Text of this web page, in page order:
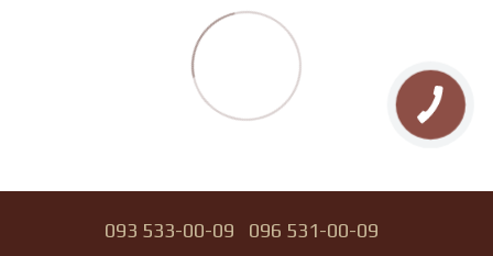
093 533-00-09
096 531-00-09